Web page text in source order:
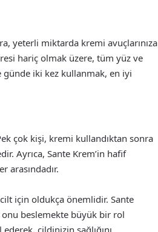
yeterli miktarda kremi avuçlarınıza
hariç olmak üzere, tüm yüz ve
iki kez kullanmak, en iyi
çok kişi, kremi kullandıktan sonra
Ayrıca, Sante Krem’in hafif
arasındadır.
için oldukça önemlidir. Sante
beslemekte büyük bir rol
cildinizin sağlığını